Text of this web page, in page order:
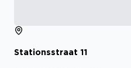
Stationsstraat 11